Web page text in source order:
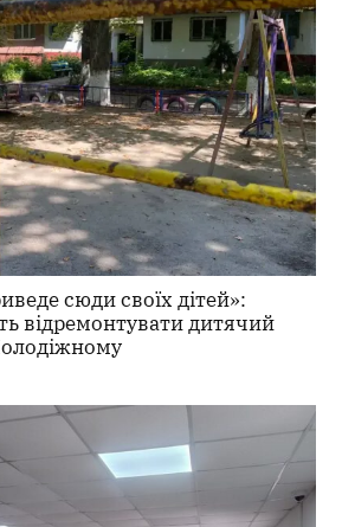
сюди своїх дітей»:
відремонтувати дитячий